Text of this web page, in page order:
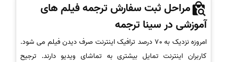
مراحل ثبت سفارش ترجمه فیلم های
آموزشی در سینا ترجمه
امروزه نزدیک به 70 درصد ترافیک اینترنت صرف دیدن فیلم می شود.
کاربران اینترنت تمایل بیشتری به تماشای ویدیو دارند. ترجیح